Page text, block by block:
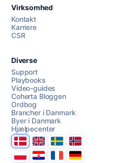
AI Campaign Assist
Virksomhed
Kontakt
Karriere
CSR
Diverse
Support
Playbooks
Video-guides
Coherta Bloggen
Ordbog
Brancher i Danmark
Byer i Danmark
Hjælpecenter
DanmarkUnited Kingdom
SverigeNorge
PolskaHrvatskaFranceDeutschland